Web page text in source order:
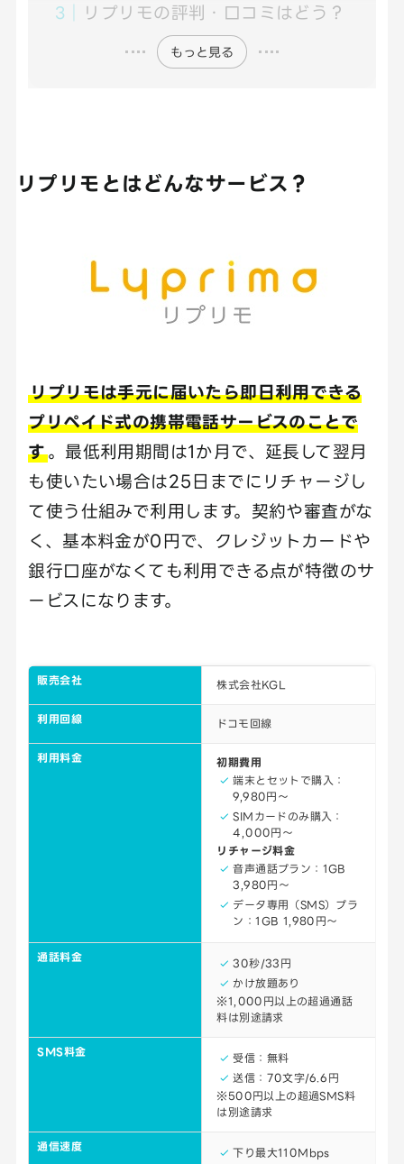
リプリモの評判・口コミはどう？
もっと見る
リプリモとはどんなサービス？
リプリモは手元に届いたら即日利用できる
プリペイド式の携帯電話サービスのことで
す。最低利用期間は1か月で、延長して翌月
も使いたい場合は25日までにリチャージし
て使う仕組みで利用します。契約や審査がな
く、基本料金が0円で、クレジットカードや
銀行口座がなくても利用できる点が特徴のサ
ービスになります。
販売会社 株式会社KGL
利用回線 ドコモ回線
利用料金
初期費用
端末とセットで購入：
9,980円～
SIMカードのみ購入：
4,000円～
リチャージ料金
音声通話プラン：1GB
3,980円～
データ専用（SMS）プラ
ン：1GB 1,980円～
通話料金
30秒/33円
かけ放題あり
※1,000円以上の超過通話
料は別途請求
SMS料金
受信：無料
送信：70文字/6.6円
※500円以上の超過SMS料
は別途請求
通信速度
下り最大110Mbps